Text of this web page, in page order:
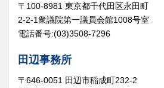
〒100-8981 東京都千代田区永田町
2-2-1衆議院第一議員会館1008号室
電話番号:(03)3508-7296
田辺事務所
〒646-0051 田辺市稲成町232-2